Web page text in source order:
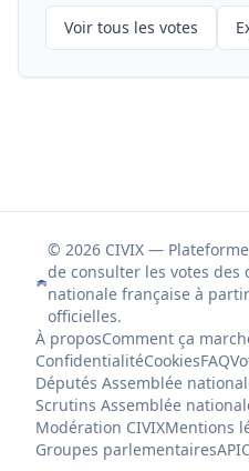
Voir tous les votes
© 2026 CIVIX —
de consulter les votes des
nationale française à
officielles.
À proposComment ça
ConfidentialitéCookiesFAQ
Députés Assemblée
Scrutins Assemblée
Modération CIVIXMentions
Groupes parlementairesAPI